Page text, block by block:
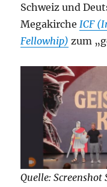
Schweiz und
MegakircheICF
Fellowhip) zum
Quelle: Screenshot